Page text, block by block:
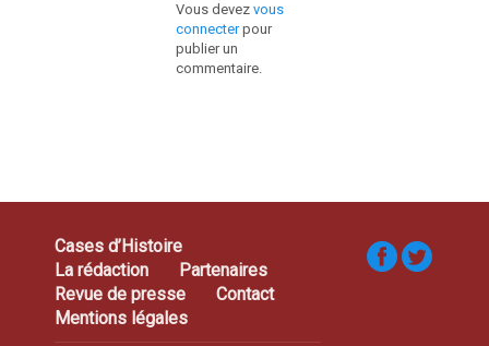
Vous devez vous
connecterpour
publier un
commentaire.
Cases d’Histoire
La rédaction
Partenaires
Revue de presse
Contact
Mentions légales